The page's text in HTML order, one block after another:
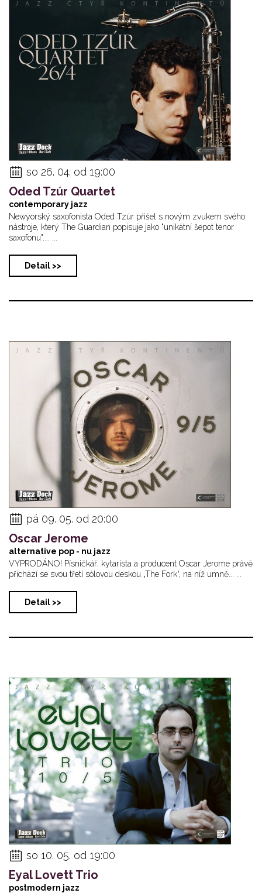
so 26. 04. od 19:00
Oded Tzúr Quartet
contemporary jazz
Newyorský saxofonista Oded Tzúr přišel s novým zvukem svého
nástroje, který The Guardian popisuje jako "unikátní šepot tenor
saxofonu".... ...
Detail >>
pá 09. 05. od 20:00
Oscar Jerome
alternative pop - nu jazz
VYPRODÁNO! Písničkář, kytarista a producent Oscar Jerome právě
přichází se svou třetí sólovou deskou „The Fork“, na níž umně... ...
Detail >>
so 10. 05. od 19:00
Eyal Lovett Trio
postmodern jazz